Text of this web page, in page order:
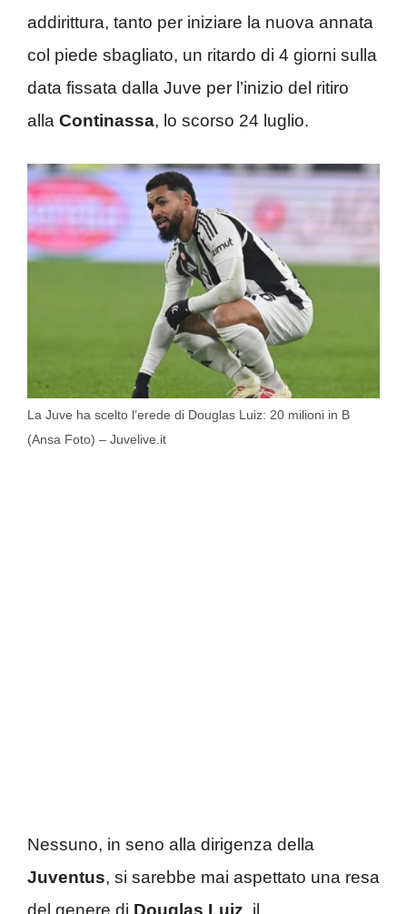
addirittura, tanto per iniziare la nuova annata
col piede sbagliato, un ritardo di 4 giorni sulla
data fissata dalla Juve per l’inizio del ritiro
alla Continassa, lo scorso 24 luglio.
La Juve ha scelto l’erede di Douglas Luiz: 20 milioni in B
(Ansa Foto) – Juvelive.it
Nessuno, in seno alla dirigenza della
Juventus, si sarebbe mai aspettato una resa
del genere di Douglas Luiz, il